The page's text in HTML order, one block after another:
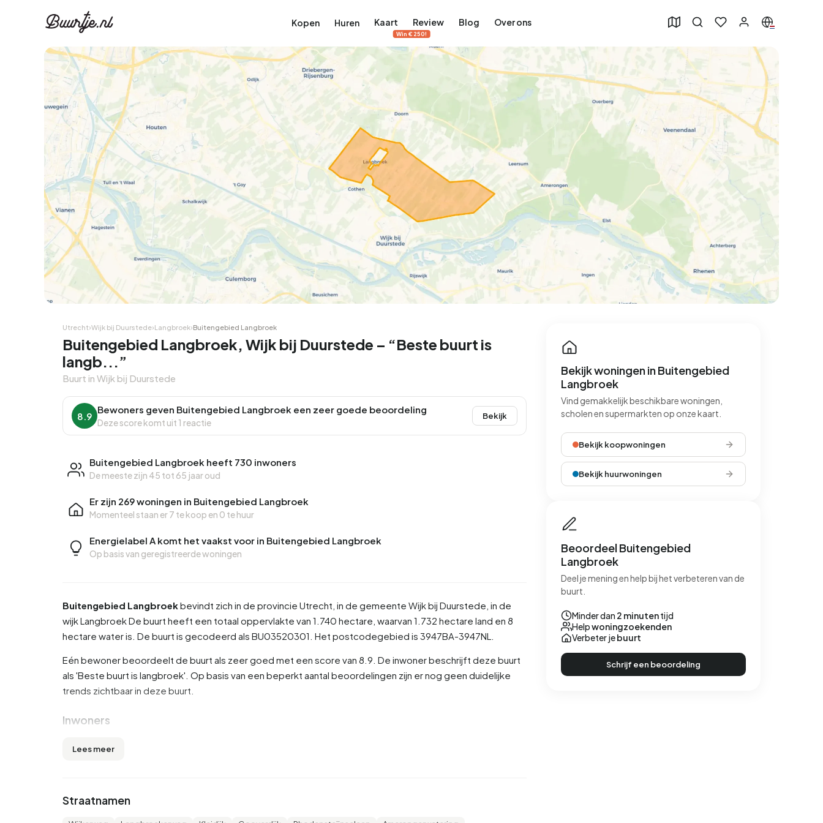
Kopen Huren Kaart Review
Win €250!
Blog Over ons
Utrecht›Wijk bij Duurstede›Langbroek›Buitengebied Langbroek
Buitengebied Langbroek, Wijk bij Duurstede – “Beste buurt is
langb...”
Buurt in Wijk bij Duurstede
8.9
Bewoners geven Buitengebied Langbroek een zeer goede beoordeling
Deze score komt uit 1 reactie
Bekijk
Buitengebied Langbroek heeft 730 inwoners
De meeste zijn 45 tot 65 jaar oud
Er zijn 269 woningen in Buitengebied Langbroek
Momenteel staan er7 te koop en 0 te huur
Energielabel A komt het vaakst voor in Buitengebied Langbroek
Op basis van geregistreerde woningen
Buitengebied Langbroekbevindt zich in de provincie Utrecht , in de gemeente Wijk bij Duurstede , in de
wijkLangbroekDe buurt heeft een totaal oppervlakte van 1.740 hectare, waarvan 1.732 hectare land en 8
hectare water is. De buurt is gecodeerd als BU03520301. Het postcodegebied is 3947BA-3947NL.
Eén bewoner beoordeelt de buurt als zeer goed met een score van 8.9. De inwoner beschrijft deze buurt
als 'Beste buurt is langbroek'. Op basis van een beperkt aantal beoordelingen zijn er nog geen duidelijke
trends zichtbaar in deze buurt.
Inwoners
zijn 45 tot 65 jaar (30,8%). De overige leeftijden zijn 23,3% voor '65 jaar of ouder', 17,8% voor '0 tot 15 jaar',
Europa en 30 komen uit landen buiten Europa.
Lees meer
Straatnamen
Bekijk woningen in Buitengebied
Langbroek
Vind gemakkelijk beschikbare woningen,
scholen en supermarkten op onze kaart.
Bekijk koopwoningen
Bekijk huurwoningen
Beoordeel Buitengebied
Langbroek
Deel je mening en help bij het verbeteren van de
buurt.
Minder dan 2 minutentijd
Helpwoningzoekenden
Verbeter jebuurt
Schrijf een beoordeling